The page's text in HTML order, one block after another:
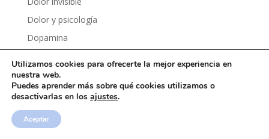
Dolor y psicología
Dopamina
Dormir mejor
Drama
Dudas e inseguridades
Dudas e inseguridades personales
Utilizamos cookies para ofrecerte la mejor experiencia en
nuestra web.
Puedes aprender más sobre qué cookies utilizamos o
desactivarlas en los ajustes.
Aceptar